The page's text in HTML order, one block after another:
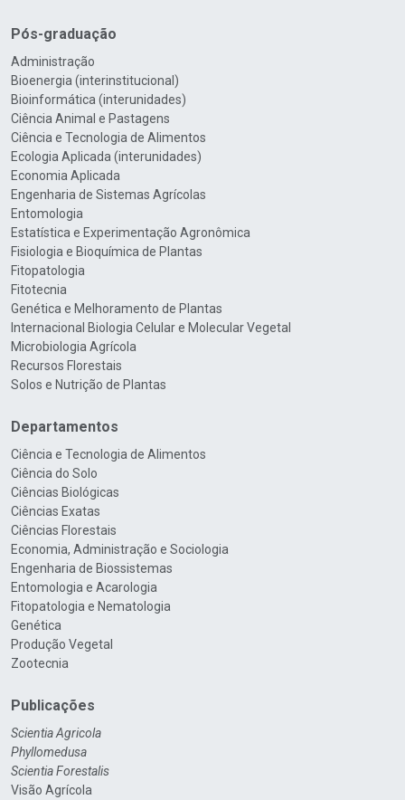
Pós-graduação
Administração
Bioenergia (interinstitucional)
Bioinformática (interunidades)
Ciência Animal e Pastagens
Ciência e Tecnologia de Alimentos
Ecologia Aplicada (interunidades)
Economia Aplicada
Engenharia de Sistemas Agrícolas
Entomologia
Estatística e Experimentação Agronômica
Fisiologia e Bioquímica de Plantas
Fitopatologia
Fitotecnia
Genética e Melhoramento de Plantas
Internacional Biologia Celular e Molecular Vegetal
Microbiologia Agrícola
Recursos Florestais
Solos e Nutrição de Plantas
Departamentos
Ciência e Tecnologia de Alimentos
Ciência do Solo
Ciências Biológicas
Ciências Exatas
Ciências Florestais
Economia, Administração e Sociologia
Engenharia de Biossistemas
Entomologia e Acarologia
Fitopatologia e Nematologia
Genética
Produção Vegetal
Zootecnia
Publicações
Scientia Agricola
Phyllomedusa
Scientia Forestalis
Visão Agrícola